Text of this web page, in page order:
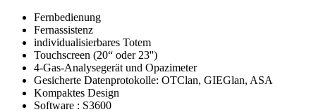
Fernbedienung
Fernassistenz
individualisierbares Totem
Touchscreen (20“ oder 23'')
4-Gas-Analysegerät und Opazimeter
Gesicherte Datenprotokolle: OTClan, GIEGlan, ASA
Kompaktes Design
Software : S3600